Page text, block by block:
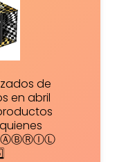
de
en abril
ⒶⒷⓇⒾⓁ